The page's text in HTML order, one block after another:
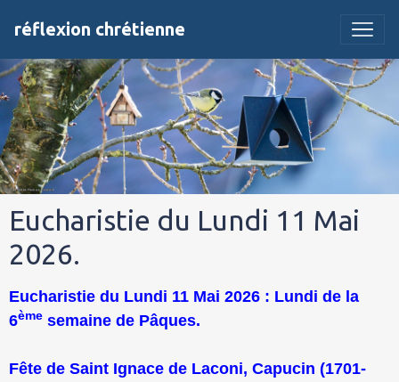
réflexion chrétienne
Eucharistie du Lundi 11 Mai
2026.
Eucharistie du Lundi 11 Mai 2026 : Lundi de la
6ème semaine de Pâques.
Fête de Saint Ignace de Laconi, Capucin (1701-